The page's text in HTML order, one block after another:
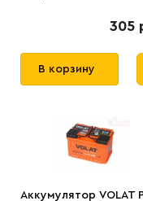
305
В корзину
Аккумулятор VOLAT